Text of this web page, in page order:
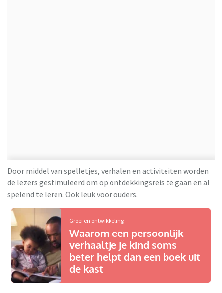
Door middel van spelletjes, verhalen en activiteiten worden
de lezers gestimuleerd om op ontdekkingsreis te gaan en al
spelend te leren. Ook leuk voor ouders.
Groei en ontwikkeling
Waarom een persoonlijk
verhaaltje je kind soms
beter helpt dan een boek uit
de kast